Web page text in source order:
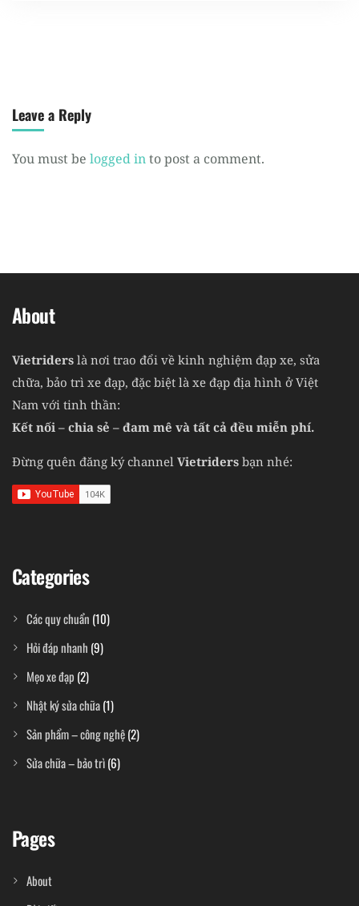
Leave a Reply
You must be logged into post a comment.
About
Vietriders là nơi trao đổi về kinh nghiệm đạp xe, sửa
chữa, bảo trì xe đạp, đặc biệt là xe đạp địa hình ở Việt
Nam với tinh thần:
Kết nối – chia sẻ – đam mê và tất cả đều miễn phí.
Đừng quên đăng ký channel Vietriders bạn nhé:
Categories
Các quy chuẩn (10)
Hỏi đáp nhanh (9)
Mẹo xe đạp (2)
Nhật ký sửa chữa(1)
Sản phẩm – công nghệ(2)
Sửa chữa – bảo trì(6)
Pages
About